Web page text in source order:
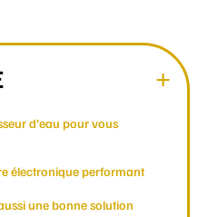
d’eau pour vous
électronique performant
une bonne solution